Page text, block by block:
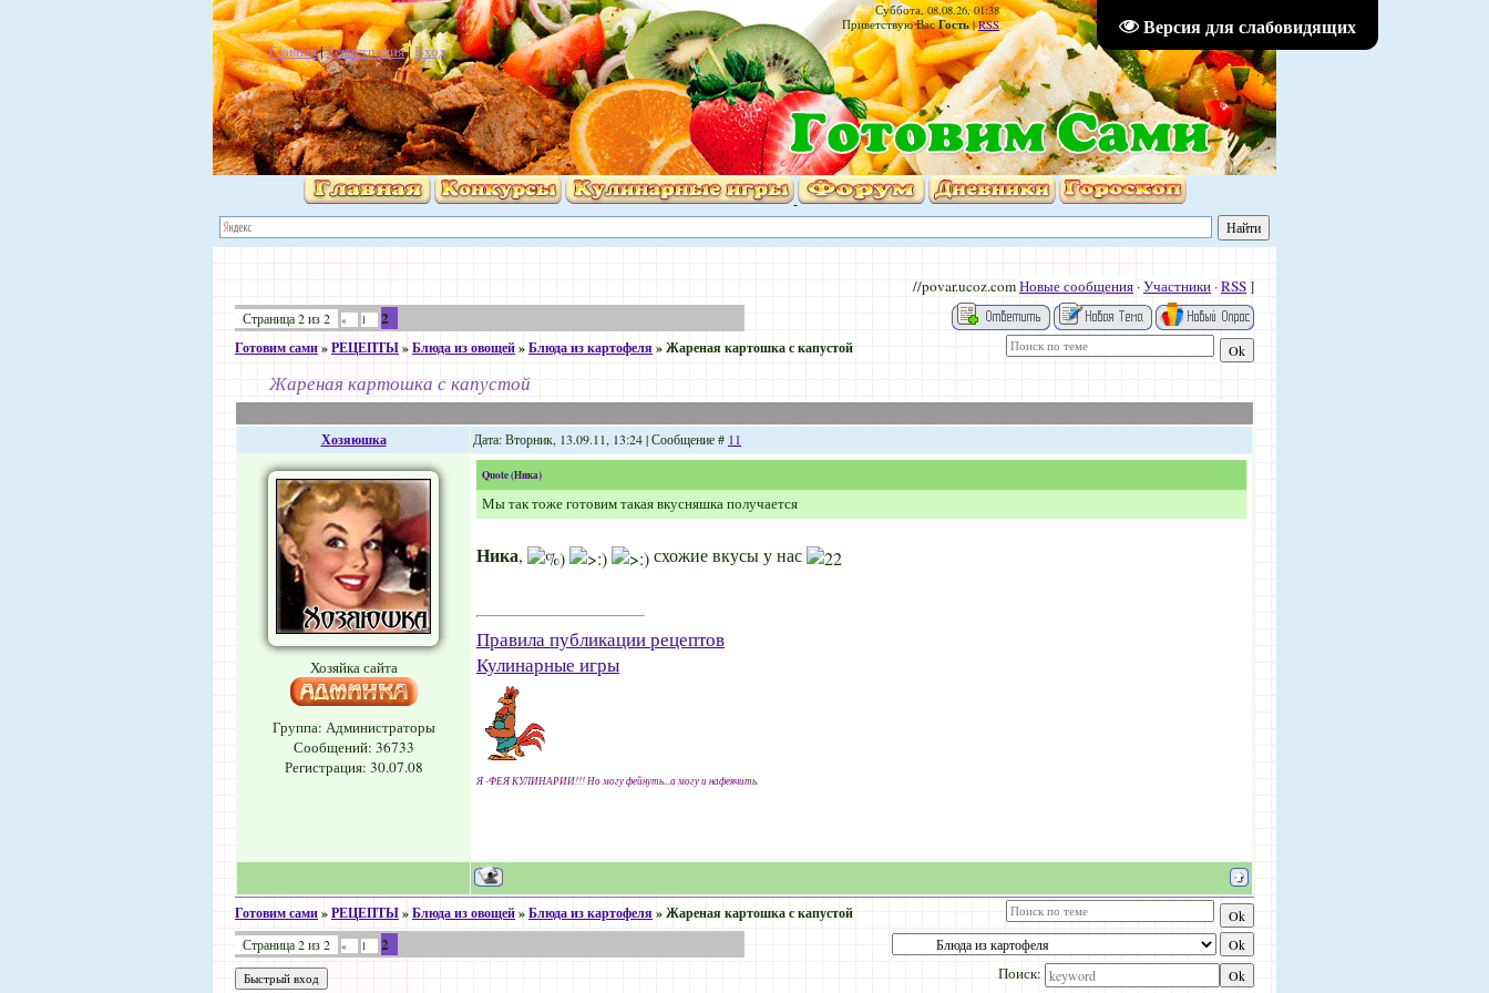
Версия для слабовидящих
Суббота, 08.08.26, 01:38
Приветствую Вас Гость|RSS
Главная|Регистрация|Вход
//povar.ucoz.comНовые сообщения ·Участники ·RSS]
Страница2из2 « 1 2
Готовим сами»РЕЦЕПТЫ»Блюда из овощей»Блюда из картофеля»Жареная картошка с капустой
Жареная картошка с капустой
Хозяюшка Дата: Вторник, 13.09.11, 13:24 | Сообщение # 11
Хозяйка сайта
Группа: Администраторы
Сообщений: 36733
Регистрация: 30.07.08
Quote(Ника)
Мы так тоже готовим такая вкусняшка получается
Ника, схожие вкусы у нас
Правила публикации рецептов
Кулинарные игры
Я -ФЕЯ КУЛИНАРИИ!!! Но могу фейнуть...а могу и нафеячить.
Готовим сами»РЕЦЕПТЫ»Блюда из овощей»Блюда из картофеля»Жареная картошка с капустой
Страница2из2 « 1 2
Поиск: